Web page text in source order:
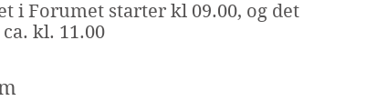
i Forumet starter kl 09.00, og det
kl. 11.00